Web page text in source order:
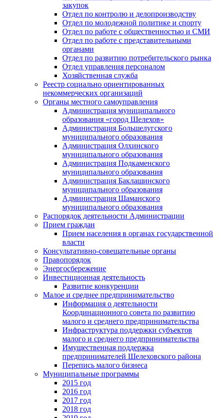
закупок
Отдел по контролю и делопроизводству
Отдел по молодежной политике и спорту
Отдел по работе с общественностью и СМИ
Отдел по работе с представительными
органами
Отдел по развитию потребительского рынка
Отдел управления персоналом
Хозяйственная служба
Реестр социально ориентированных
некоммерческих организаций
Органы местного самоуправления
Администрация муниципального
образования «город Шелехов»
Администрация Большелугского
муниципального образования
Администрация Олхинского
муниципального образования
Администрация Подкаменского
муниципального образования
Администрация Баклашинского
муниципального образования
Администрация Шаманского
муниципального образования
Распорядок деятельности Администрации
Прием граждан
Прием населения в органах государственной
власти
Консультативно-совещательные органы
Правопорядок
Энергосбережение
Инвестиционная деятельность
Развитие конкуренции
Малое и среднее предпринимательство
Информация о деятельности
Координационного совета по развитию
малого и среднего предпринимательства
Инфраструктура поддержки субъектов
малого и среднего предпринимательства
Имущественная поддержка
предпринимателей Шелеховского района
Перепись малого бизнеса
Муниципальные программы
2015 год
2016 год
2017 год
2018 год